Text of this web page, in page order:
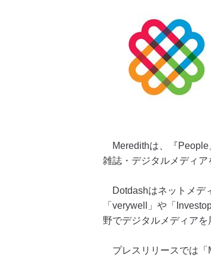
Meredithは、『People
雑誌・デジタルメディア
Dotdashはネットメデ
「verywell」や「
野でデジタルメディア
プレスリリースでは「